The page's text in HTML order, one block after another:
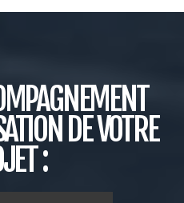
DE VOTRE
: